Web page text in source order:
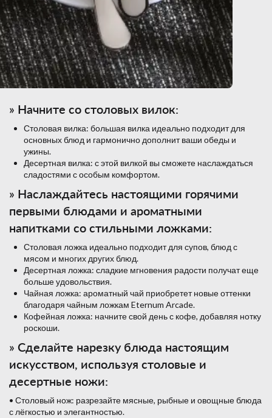
» Начните со столовых вилок:
Столовая вилка: большая вилка идеально подходит для
основных блюд и гармонично дополнит ваши обеды и
ужины.
Десертная вилка: с этой вилкой вы сможете наслаждаться
сладостями с особым комфортом.
» Наслаждайтесь настоящими горячими
первыми блюдами и ароматными
напитками со стильными ложками:
Столовая ложка идеально подходит для супов, блюд с
мясом и многих других блюд.
Десертная ложка: сладкие мгновения радости получат еще
больше удовольствия.
Чайная ложка: ароматный чай приобретет новые оттенки
благодаря чайным ложкам Eternum Arcade.
Кофейная ложка: начните свой день с кофе, добавляя нотку
роскоши.
» Сделайте нарезку блюда настоящим
искусством, используя столовые и
десертные ножи:
• Столовый нож: разрезайте мясные, рыбные и овощные блюда
с лёгкостью и элегантностью.